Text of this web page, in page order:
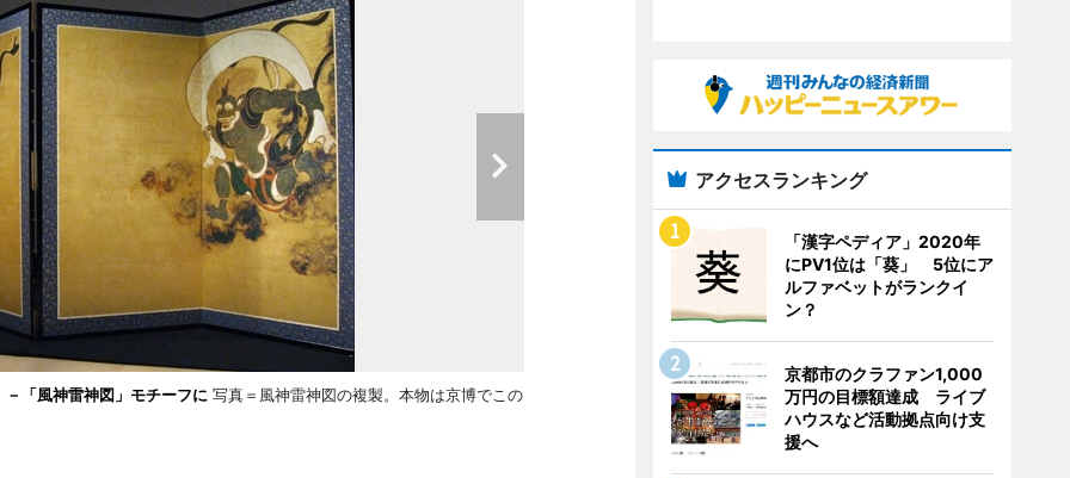
「風神雷神図」モチーフに 写真＝風神雷神図の複製。本物は京博でこの
アクセスランキング
「漢字ペディア」2020年
にPV1位は「葵」 5位にア
ルファベットがランクイ
ン？
京都市のクラファン1,000
万円の目標額達成 ライブ
ハウスなど活動拠点向け支
援へ